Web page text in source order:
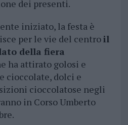
dei presenti.
iniziato, la festa è
per le vie del centroil
della fiera
ha attirato golosi e
cioccolate, dolci e
cioccolatose negli
in Corso Umberto